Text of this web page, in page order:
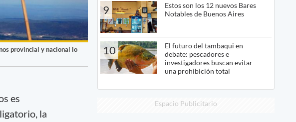
provincial y nacional lo
es
la
9
Estos son los 12 nuevos Bares
Notables de Buenos Aires
10
El futuro del tambaqui en
debate: pescadores e
investigadores buscan evitar
una prohibición total
Espacio Publicitario